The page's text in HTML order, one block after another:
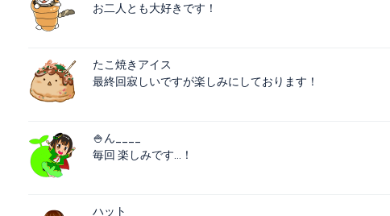
お二人とも大好きです！
たこ焼きアイス
最終回寂しいですが楽しみにしております！
🍚ん____
毎回 楽しみです…！
ハット